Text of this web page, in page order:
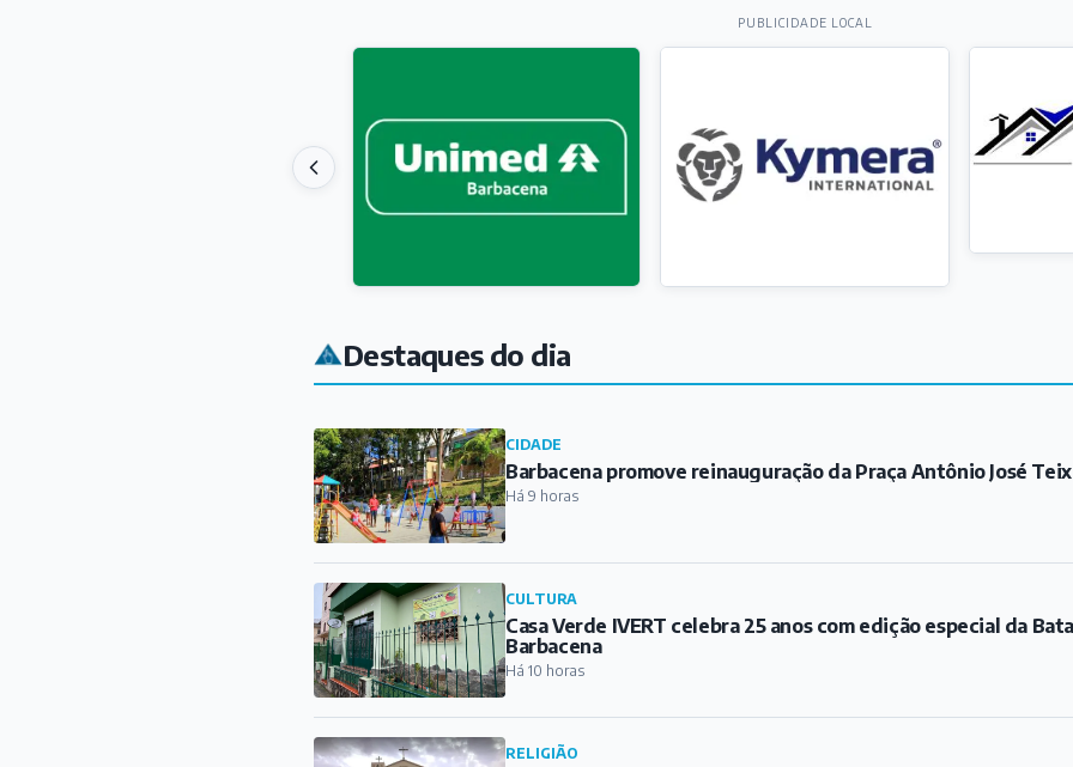
PUBLICIDADE LOCAL
Destaques do dia
CIDADE
Barbacena promove reinauguração da Praça Antônio José
Há 9 horas
CULTURA
Casa Verde IVERT celebra 25 anos com edição especial da
Barbacena
Há 10 horas
RELIGIÃO